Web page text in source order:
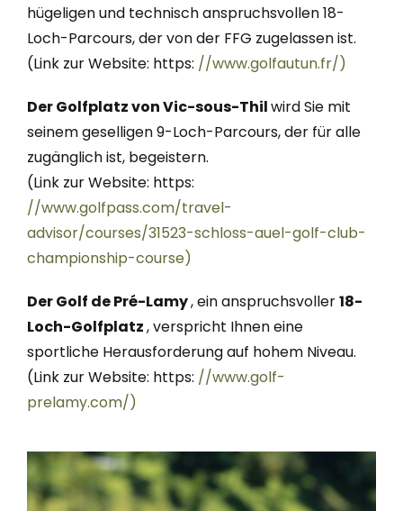
hügeligen und technisch anspruchsvollen 18-
Loch-Parcours, der von der FFG zugelassen ist.
(Link zur Website: https: //www.golfautun.fr/)
Der Golfplatz von Vic-sous-Thilwird Sie mit
seinem geselligen 9-Loch-Parcours, der für alle
zugänglich ist, begeistern.
(Link zur Website: https:
//www.golfpass.com/travel-
advisor/courses/31523-schloss-auel-golf-club-
championship-course)
Der Golf de Pré-Lamy, ein anspruchsvoller18-
Loch-Golfplatz, verspricht Ihnen eine
sportliche Herausforderung auf hohem Niveau.
(Link zur Website: https: //www.golf-
prelamy.com/)